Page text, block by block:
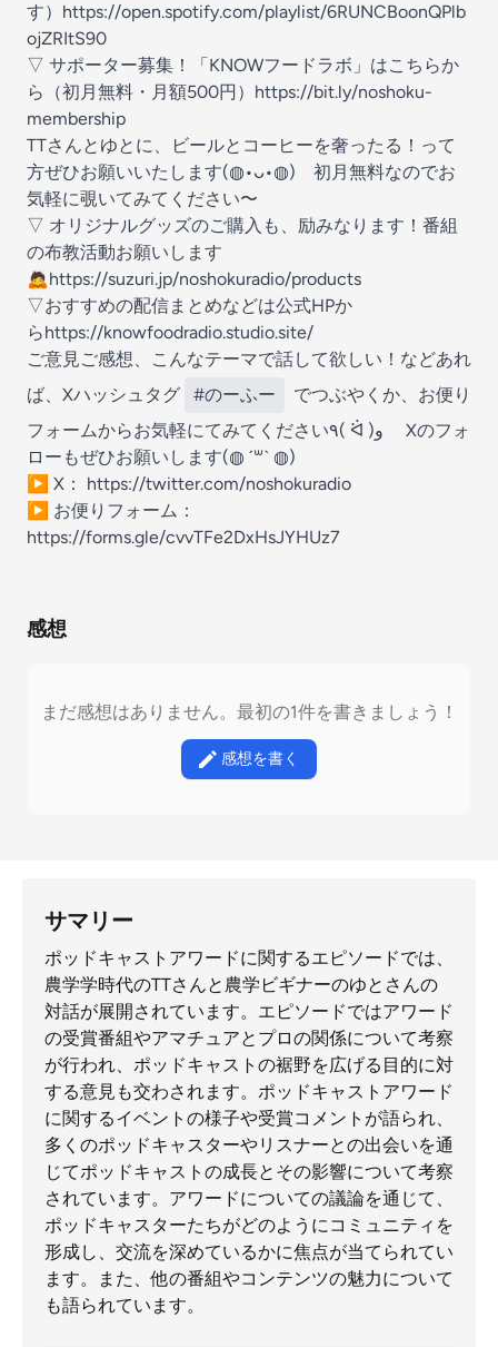
す） ⁠⁠https://open.spotify.com/playlist/6RUNCBoonQPlb
ojZRItS90⁠⁠
▽ サポーター募集！「KNOWフードラボ」はこちらか
ら（初月無料・月額500円） ⁠⁠https://bit.ly/noshoku-
membership⁠⁠
TTさんとゆとに、ビールとコーヒーを奢ったる！って
方ぜひお願いいたします(◍•ᴗ•◍) 初月無料なのでお
気軽に覗いてみてください〜
▽ オリジナルグッズのご購入も、励みなります！番組
の布教活動お願いします
🙇⁠⁠https://suzuri.jp/noshokuradio/products⁠⁠
▽おすすめの配信まとめなどは公式HPか
ら⁠⁠https://knowfoodradio.studio.site/⁠⁠
ご意見ご感想、こんなテーマで話して欲しい！などあれ
ば、Xハッシュタグ
#のーふー
でつぶやくか、お便り
フォームからお気軽にてみてください٩( ᐛ )و Xのフォ
ローもぜひお願いします(◍ ´꒳` ◍)
▶︎ X： ⁠⁠https://twitter.com/noshokuradio⁠⁠
▶︎ お便りフォーム：
⁠⁠https://forms.gle/cvvTFe2DxHsJYHUz7
感想
まだ感想はありません。最初の1件を書きましょう！
感想を書く
サマリー
ポッドキャストアワードに関するエピソードでは、
農学学時代のTTさんと農学ビギナーのゆとさんの
対話が展開されています。エピソードではアワード
の受賞番組やアマチュアとプロの関係について考察
が行われ、ポッドキャストの裾野を広げる目的に対
する意見も交わされます。ポッドキャストアワード
に関するイベントの様子や受賞コメントが語られ、
多くのポッドキャスターやリスナーとの出会いを通
じてポッドキャストの成長とその影響について考察
されています。アワードについての議論を通じて、
ポッドキャスターたちがどのようにコミュニティを
形成し、交流を深めているかに焦点が当てられてい
ます。また、他の番組やコンテンツの魅力について
も語られています。